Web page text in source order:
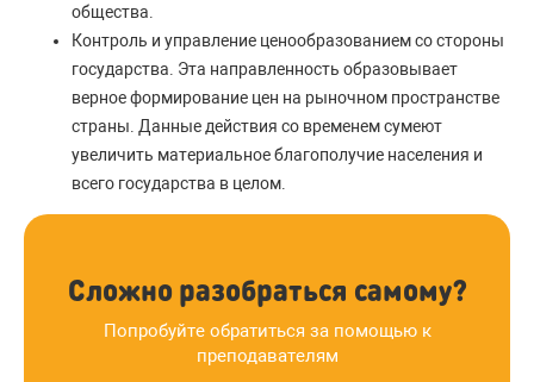
общества.
Контроль и управление ценообразованием со стороны
государства. Эта направленность образовывает
верное формирование цен на рыночном пространстве
страны. Данные действия со временем сумеют
увеличить материальное благополучие населения и
всего государства в целом.
Сложно разобраться самому?
Попробуйте обратиться за помощью к
преподавателям